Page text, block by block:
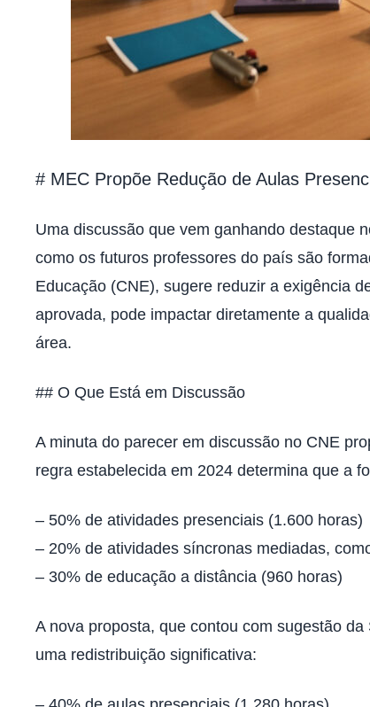
# MEC Propõe Redução de Aulas
Uma discussão que vem ganhando destaque
como os futuros professores do país são
Educação (CNE), sugere reduzir a exigência
aprovada, pode impactar diretamente a
área.
## O Que Está em Discussão
A minuta do parecer em discussão no CNE
regra estabelecida em 2024 determina que a
– 50% de atividades presenciais (1.600 horas)
– 20% de atividades síncronas mediadas,
– 30% de educação a distância (960 horas)
A nova proposta, que contou com sugestão
uma redistribuição significativa: